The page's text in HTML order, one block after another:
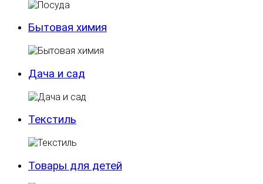
Бытовая химия
Дача и сад
Текстиль
Товары для детей